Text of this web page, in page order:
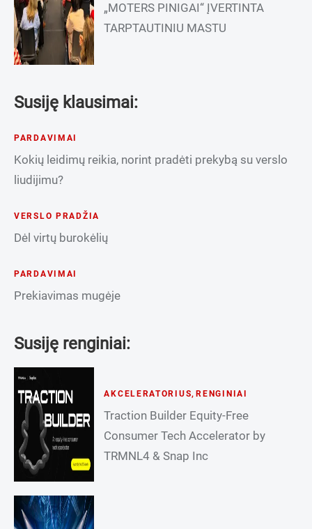
„MOTERS PINIGAI“ ĮVERTINTA
TARPTAUTINIU MASTU
Susiję klausimai:
PARDAVIMAI
Kokių leidimų reikia, norint pradėti prekybą su verslo
liudijimu?
VERSLO PRADŽIA
Dėl virtų burokėlių
PARDAVIMAI
Prekiavimas mugėje
Susiję renginiai:
AKCELERATORIUS, RENGINIAI
Traction Builder Equity-Free
Consumer Tech Accelerator by
TRMNL4 & Snap Inc